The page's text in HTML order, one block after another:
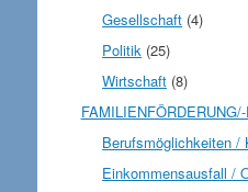
Gesellschaft (4)
Politik (25)
Wirtschaft (8)
Berufsmöglichkeiten /
Einkommensausfall /